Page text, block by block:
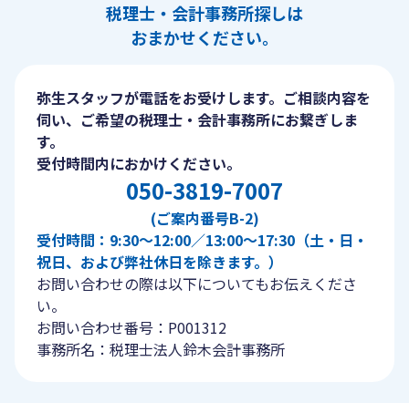
税理士・会計事務所探しは
おまかせください。
弥生スタッフが電話をお受けします。ご相談内容を
伺い、ご希望の税理士・会計事務所にお繋ぎしま
す。
受付時間内におかけください。
050-3819-7007
(ご案内番号B-2)
受付時間：9:30〜12:00／13:00〜17:30（土・日・
祝日、および弊社休日を除きます。）
お問い合わせの際は以下についてもお伝えくださ
い。
お問い合わせ番号：P001312
事務所名：税理士法人鈴木会計事務所